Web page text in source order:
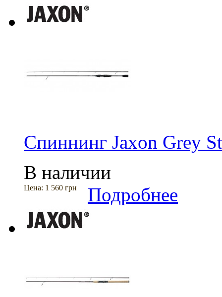
Спиннинг Jaxon Grey
В наличии
Цена: 1 560 грн Подробнее